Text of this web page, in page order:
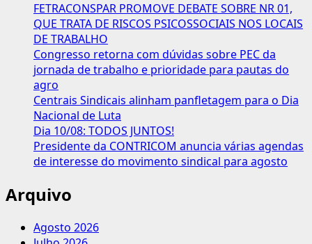
FETRACONSPAR PROMOVE DEBATE SOBRE NR 01,
QUE TRATA DE RISCOS PSICOSSOCIAIS NOS LOCAIS
DE TRABALHO
Congresso retorna com dúvidas sobre PEC da
jornada de trabalho e prioridade para pautas do
agro
Centrais Sindicais alinham panfletagem para o Dia
Nacional de Luta
Dia 10/08: TODOS JUNTOS!
Presidente da CONTRICOM anuncia várias agendas
de interesse do movimento sindical para agosto
Arquivo
Agosto 2026